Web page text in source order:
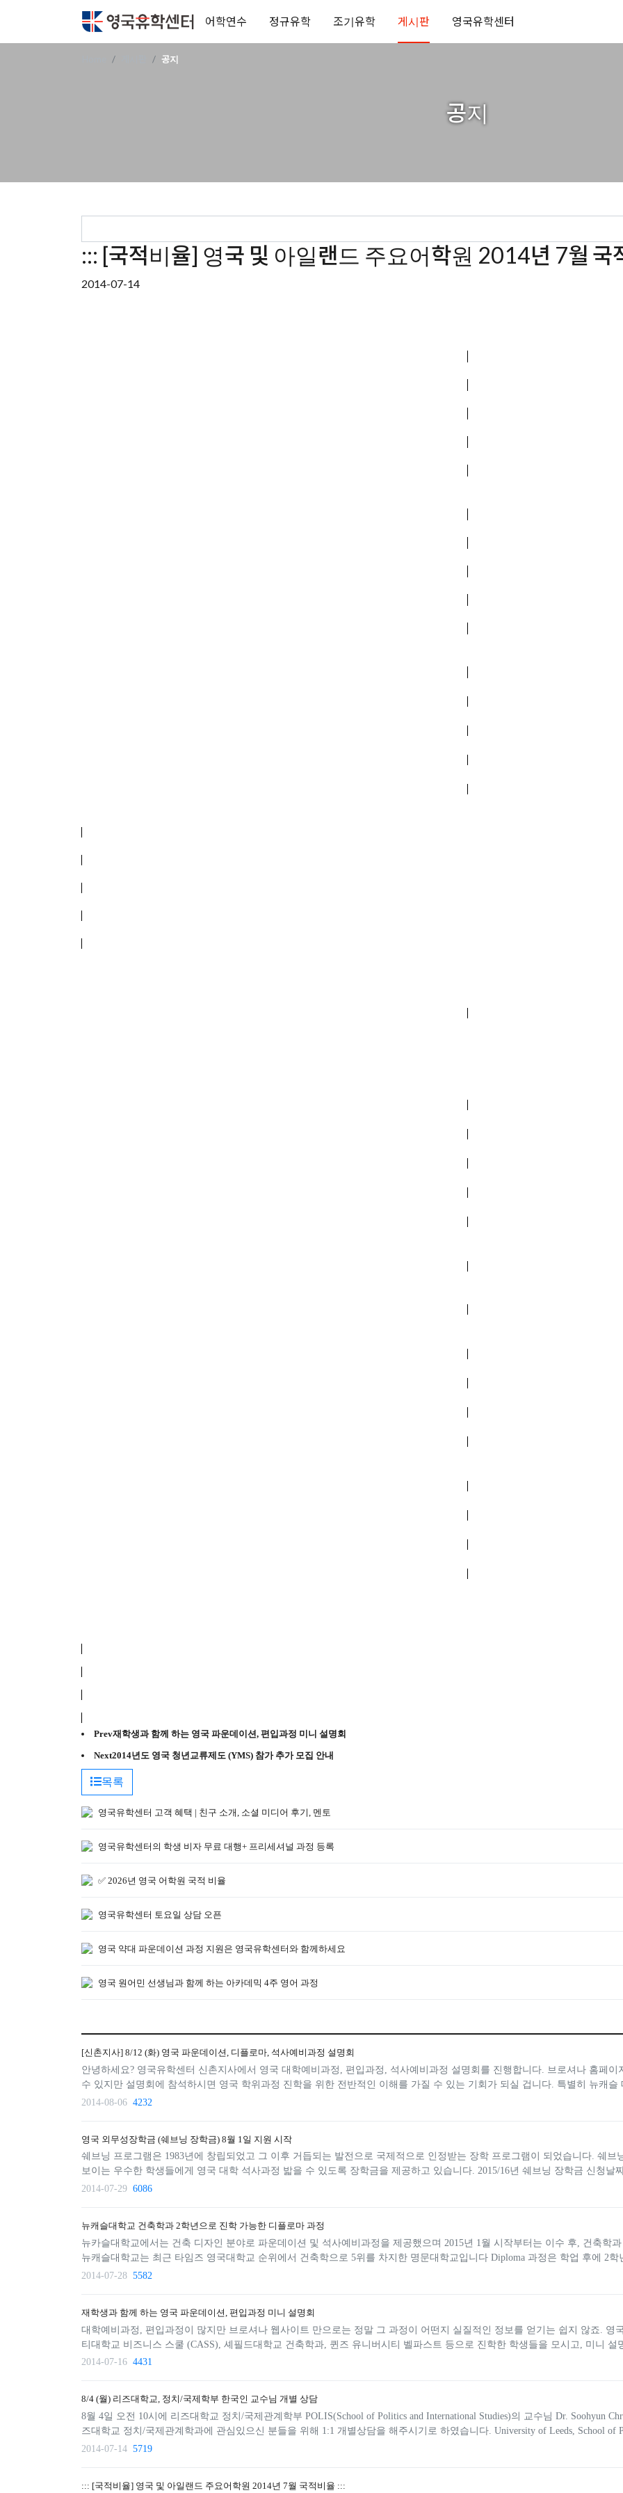
어학연수 정규유학 조기유학 게시판 영국유학센터
공지
공지
::: [국적비율] 영국 및 아일랜드 주요어학원 2014년 7월 국
2014-07-14
Prev재학생과 함께 하는 영국 파운데이션, 편입과정 미니 설명회
Next2014년도 영국 청년교류제도 (YMS) 참가 추가 모집 안내
목록
영국유학센터 고객 혜택 | 친구 소개, 소셜 미디어 후기, 멘토
영국유학센터의 학생 비자 무료 대행+ 프리세셔널 과정 등록
✅ 2026년 영국 어학원 국적 비율
영국유학센터 토요일 상담 오픈
영국 약대 파운데이션 과정 지원은 영국유학센터와 함께하세요
영국 원어민 선생님과 함께 하는 아카데믹 4주 영어 과정
[신촌지사] 8/12 (화) 영국 파운데이션, 디플로마, 석사예비과정 설명회
안녕하세요? 영국유학센터 신촌지사에서 영국 대학예비과정, 편입과정, 석사예비과정 설명회를 진행합니다. 브로셔나 홈페
수 있지만 설명회에 참석하시면 영국 학위과정 진학을 위한 전반적인 이해를 가질 수 있는 기회가 되실 겁니다. 특별히 뉴캐슬
2014-08-06 4232
영국 외무성장학금 (쉐브닝 장학금) 8월 1일 지원 시작
쉐브닝 프로그램은 1983년에 창립되었고 그 이후 거듭되는 발전으로 국제적으로 인정받는 장학 프로그램이 되었습니다. 쉐
보이는 우수한 학생들에게 영국 대학 석사과정 밟을 수 있도록 장학금을 제공하고 있습니다. 2015/16년 쉐브닝 장학금 신청날
2014-07-29 6086
뉴캐슬대학교 건축학과 2학년으로 진학 가능한 디플로마 과정
뉴카슬대학교에서는 건축 디자인 분야로 파운데이션 및 석사예비과정을 제공했으며 2015년 1월 시작부터는 이수 후, 건축학
뉴캐슬대학교는 최근 타임즈 영국대학교 순위에서 건축학으로 5위를 차지한 명문대학교입니다 Diploma 과정은 학업 후에 2
2014-07-28 5582
재학생과 함께 하는 영국 파운데이션, 편입과정 미니 설명회
대학예비과정, 편입과정이 많지만 브로셔나 웹사이트 만으로는 정말 그 과정이 어떤지 실질적인 정보를 얻기는 쉽지 않죠. 영
티대학교 비즈니스 스쿨 (CASS), 셰필드대학교 건축학과, 퀸즈 유니버시티 벨파스트 등으로 진학한 학생들을 모시고, 미니 설
2014-07-16 4431
8/4 (월) 리즈대학교, 정치/국제학부 한국인 교수님 개별 상담
8월 4일 오전 10시에 리즈대학교 정치/국제관계학부 POLIS(School of Politics and International Studies)의 교수님 Dr. Soohyun
즈대학교 정치/국제관계학과에 관심있으신 분들을 위해 1:1 개별상담을 해주시기로 하였습니다. University of Leeds, School of
2014-07-14 5719
::: [국적비율] 영국 및 아일랜드 주요어학원 2014년 7월 국적비율 :::